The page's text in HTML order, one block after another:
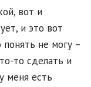
вот и
и это вот
не могу –
то сделать и
меня есть